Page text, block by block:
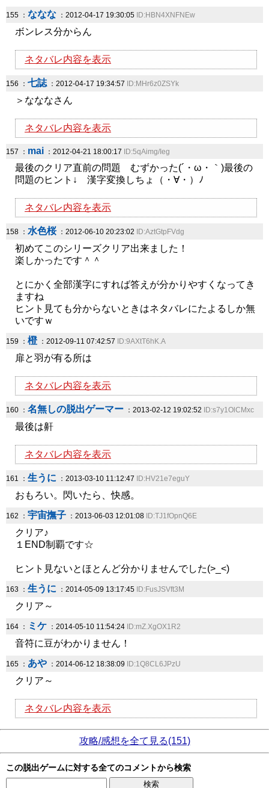
155 ： ななな ：2012-04-17 19:30:05 ID:HBN4XNFNEw
ボンレス分からん
ネタバレ内容を表示
156 ： 七誌：2012-04-17 19:34:57 ID:MHr6z0ZSYk
＞なななさん
ネタバレ内容を表示
157 ： mai ：2012-04-21 18:00:17 ID:5qAimg/Ieg
最後のクリア直前の問題 むずかった(´・ω・｀)最後の
問題のヒント↓ 漢字変換しちょ（・∀・）ﾉ
ネタバレ内容を表示
158 ： 水色桜：2012-06-10 20:23:02 ID:AztGtpFVdg
初めてこのシリーズクリア出来ました！
楽しかったです＾＾
とにかく全部漢字にすれば答えが分かりやすくなってき
ますね
ヒント見ても分からないときはネタバレにたよるしか無
いですｗ
159 ： 橙：2012-09-11 07:42:57 ID:9AXtT6hK.A
扉と羽が有る所は
ネタバレ内容を表示
160 ： 名無しの脱出ゲーマー ：2013-02-12 19:02:52 ID:s7y1OlCMxc
最後は鼾
ネタバレ内容を表示
161 ： 生うに ：2013-03-10 11:12:47 ID:HV21e7eguY
おもろい。閃いたら、快感。
162 ： 宇宙撫子 ：2013-06-03 12:01:08 ID:TJ1fOpnQ6E
クリア♪
１END制覇です☆
ヒント見ないとほとんど分かりませんでした(>_<)
163 ： 生うに ：2014-05-09 13:17:45 ID:FusJSVft3M
クリア～
164 ： ミケ ：2014-05-10 11:54:24 ID:mZ.XgOX1R2
音符に豆がわかりません！
165 ： あや ：2014-06-12 18:38:09 ID:1Q8CL6JPzU
クリア～
ネタバレ内容を表示
攻略/感想を全て見る(151)
この脱出ゲームに対する全てのコメントから検索